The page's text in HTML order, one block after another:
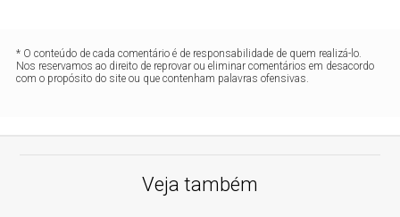
* O conteúdo de cada comentário é de responsabilidade de quem realizá-lo.
Nos reservamos ao direito de reprovar ou eliminar comentários em desacordo
com o propósito do site ou que contenham palavras ofensivas.
Veja também